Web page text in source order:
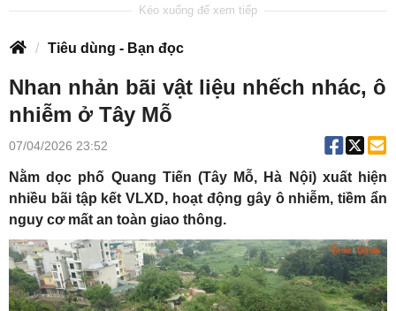
Tiêu dùng - Bạn đọc
Nhan nhản bãi vật liệu nhếch nhác, ô
nhiễm ở Tây Mỗ
07/04/2026 23:52
Nằm dọc phố Quang Tiến (Tây Mỗ, Hà Nội) xuất hiện
nhiều bãi tập kết VLXD, hoạt động gây ô nhiễm, tiềm ẩn
nguy cơ mất an toàn giao thông.